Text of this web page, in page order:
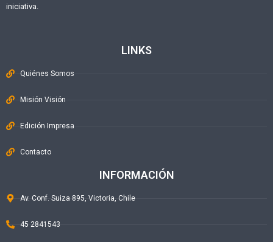
iniciativa.
LINKS
Quiénes Somos
Misión Visión
Edición Impresa
Contacto
INFORMACIÓN
Av. Conf. Suiza 895, Victoria, Chile
45 2841543